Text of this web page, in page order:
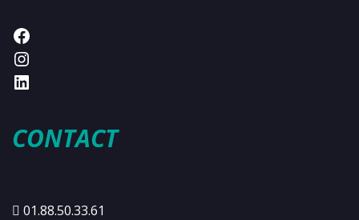
CONTACT
01.88.50.33.61